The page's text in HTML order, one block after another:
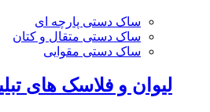
ساک دستی پارچه ای
ساک دستی متقال و کتان
ساک دستی مقوایی
لیوان و فلاسک های